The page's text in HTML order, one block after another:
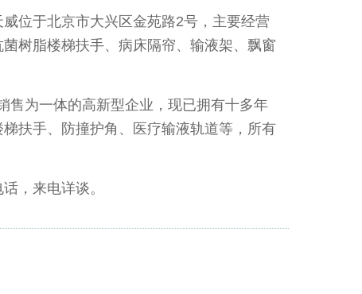
位于北京市大兴区金苑路2号，主要经营
树脂楼梯扶手、病床隔帘、输液架、飘窗
售为一体的高新型企业，现已拥有十多年
扶手、防撞护角、医疗输液轨道等，所有
，来电详谈。